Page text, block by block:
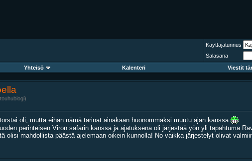
Käyttäjätunnus
Salasana
Yhteisö Kalenteri Viestit
oli, mutta eihän nämä tarinat ainakaan huonommaksi muutu ajan kanssa
perinteisen Viron safarin kanssa ja ajatuksena oli järjestää yön yli tapahtuma
olisi mahdollista päästä ajelemaan oikein kunnolla! No vaikka järjestelyt olivat